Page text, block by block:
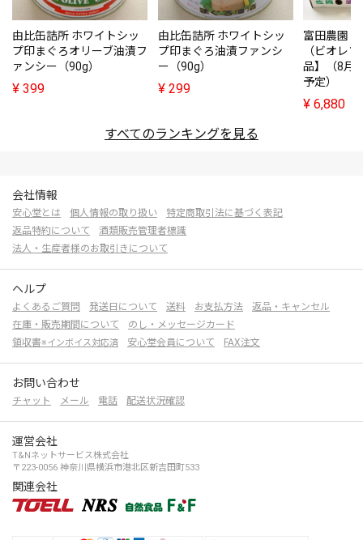
由比缶詰所 ホワイトシッ
プ印まぐろオリーブ油漬フ
ァンシー（90g）
¥ 399
由比缶詰所 ホワイトシッ
プ印まぐろ油漬ファンシ
ー（90g）
¥ 299
富田農園
（ビオレ
品】（8月
予定）
¥ 6,880
すべてのランキングを見る
会社情報
安心堂とは 個人情報の取り扱い
特定商取引法に基づく表記
返品特約について
酒類販売管理者標識
法人・生産者様のお取引きについて
ヘルプ
よくあるご質問 発送日について 送料 お支払方法
返品・キャンセル
在庫・販売期間について
のし・メッセージカード
領収書※インボイス対応済 安心堂会員について FAX注文
お問い合わせ
チャット メール 電話 配送状況確認
運営会社
T&Nネットサービス株式会社
〒223-0056 神奈川県横浜市港北区新吉田町533
関連会社